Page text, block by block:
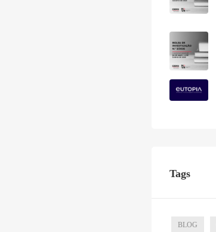
Tags
BLOG